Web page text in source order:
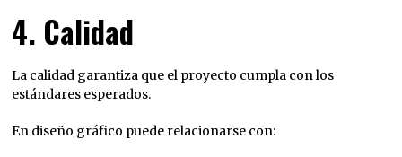
4. Calidad
La calidad garantiza que el proyecto cumpla con los
estándares esperados.
En diseño gráfico puede relacionarse con: